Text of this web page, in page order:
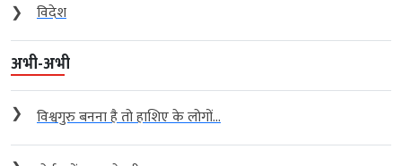
❯
विदेश
अभी-अभी
❯ विश्वगुरु बनना है तो हाशिए के लोगों...